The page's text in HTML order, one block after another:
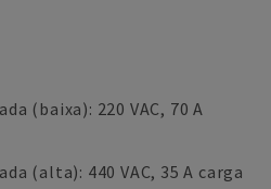
(baixa): 220 VAC, 70 A
(alta): 440 VAC, 35 A carga